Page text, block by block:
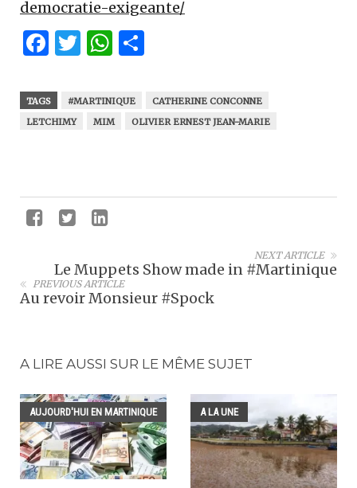
democratie-exigeante/
Facebook
Twitter
WhatsApp
TAGS #MARTINIQUE
CATHERINE CONCONNE
LETCHIMY
MIM OLIVIER ERNEST JEAN-MARIE
NEXT ARTICLE
Le Muppets Show made in #Martinique
PREVIOUS ARTICLE
Au revoir Monsieur #Spock
A LIRE AUSSI SUR LE MÊME SUJET
AUJOURD'HUI EN MARTINIQUE A LA UNE